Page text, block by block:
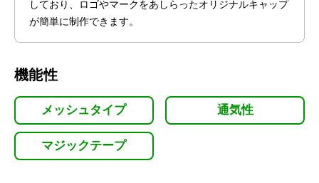
しており、ロゴやマークをあしらったオリジナルキャップ
が簡単に制作できます。
機能性
メッシュタイプ 通気性
マジックテープ